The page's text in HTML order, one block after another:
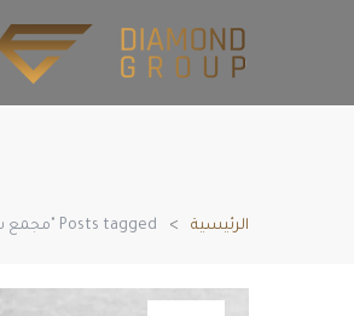
الرئيسية Posts tagged "مجمع سكني"